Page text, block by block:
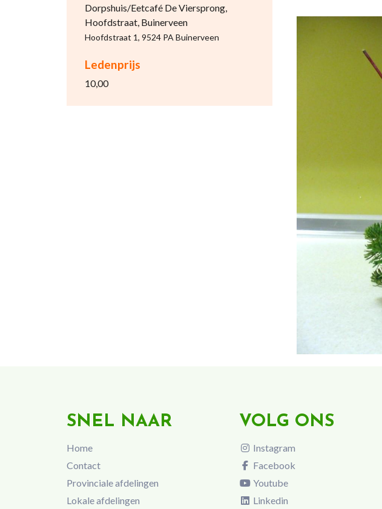
Dorpshuis/Eetcafé De Viersprong,
Hoofdstraat, Buinerveen
Hoofdstraat 1, 9524 PA Buinerveen
Ledenprijs
10,00
SNEL NAAR
Home
Contact
Provinciale afdelingen
Lokale afdelingen
VOLG ONS
Instagram
Facebook
Youtube
Linkedin